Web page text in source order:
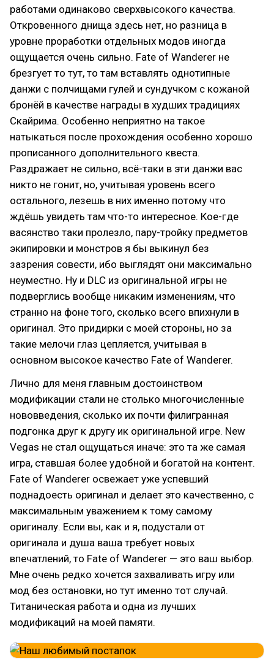
работами одинаково сверхвысокого качества.
Откровенного днища здесь нет, но разница в
уровне проработки отдельных модов иногда
ощущается очень сильно. Fate of Wanderer не
брезгует то тут, то там вставлять однотипные
данжи с полчищами гулей и сундучком с кожаной
бронёй в качестве награды в худших традициях
Скайрима. Особенно неприятно на такое
натыкаться после прохождения особенно хорошо
прописанного дополнительного квеста.
Раздражает не сильно, всё-таки в эти данжи вас
никто не гонит, но, учитывая уровень всего
остального, лезешь в них именно потому что
ждёшь увидеть там что-то интересное. Кое-где
васянство таки пролезло, пару-тройку предметов
экипировки и монстров я бы выкинул без
зазрения совести, ибо выглядят они максимально
неуместно. Ну и DLC из оригинальной игры не
подверглись вообще никаким изменениям, что
странно на фоне того, сколько всего впихнули в
оригинал. Это придирки с моей стороны, но за
такие мелочи глаз цепляется, учитывая в
основном высокое качество Fate of Wanderer.
Лично для меня главным достоинством
модификации стали не столько многочисленные
нововведения, сколько их почти филигранная
подгонка друг к другу ик оригинальной игре. New
Vegas не стал ощущаться иначе: это та же самая
игра, ставшая более удобной и богатой на контент.
Fate of Wanderer освежает уже успевший
поднадоесть оригинал и делает это качественно, с
максимальным уважением к тому самому
оригиналу. Если вы, как и я, подустали от
оригинала и душа ваша требует новых
впечатлений, то Fate of Wanderer — это ваш выбор.
Мне очень редко хочется захваливать игру или
мод без остановки, но тут именно тот случай.
Титаническая работа и одна из лучших
модификаций на моей памяти.